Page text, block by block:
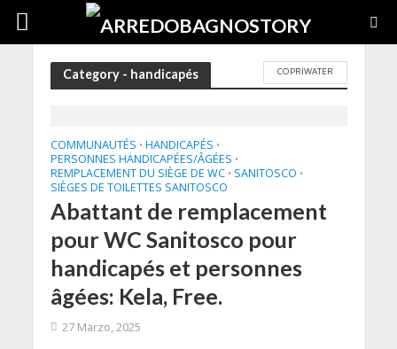
Category - handicapés COPRIWATER
COMMUNAUTÉS • HANDICAPÉS •
PERSONNES HANDICAPÉES/ÂGÉES •
REMPLACEMENT DU SIÈGE DE WC • SANITOSCO •
SIÈGES DE TOILETTES SANITOSCO
Abattant de remplacement
pour WC Sanitosco pour
handicapés et personnes
âgées: Kela, Free.
27 Marzo, 2025